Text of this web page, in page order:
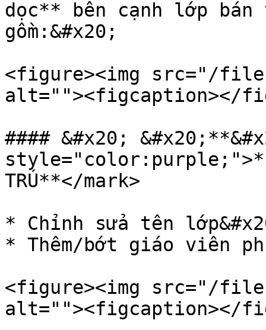
dọc** bên cạnh lớp
gồm:&#x20;
<figure><img src="/
alt=""><figcaption></
#### &#x20;
TRÚ**</mark>
* Chỉnh sửa tên
* Thêm/bớt giáo viên
<figure><img src="/files/
alt=""><figcaption></